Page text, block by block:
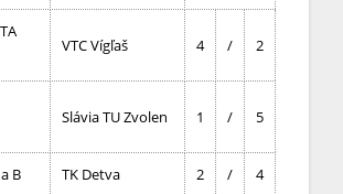
VTC Vígľaš 4 / 2
Slávia TU Zvolen 1 / 5
B TK Detva 2 / 4